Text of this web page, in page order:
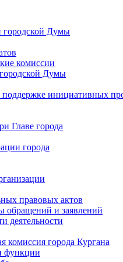
городской Думы
комиссии
Думы
инициативных
Главе города
города
правовых актов
обращений и заявлений
деятельности
комиссия города Кургана
функции